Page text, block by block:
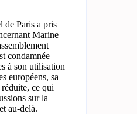
de Paris a pris
Marine
condamnée
à son utilisation
européens, sa
ce qui
sur la
et au-delà.